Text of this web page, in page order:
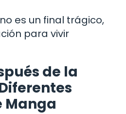
es un final trágico,
para vivir
de la
Manga